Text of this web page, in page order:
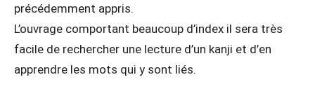
précédemment appris.
L’ouvrage comportant beaucoup d’index il sera très
facile de rechercher une lecture d’un kanji et d’en
apprendre les mots qui y sont liés.